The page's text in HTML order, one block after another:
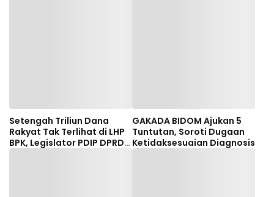
Setengah Triliun Dana
Rakyat Tak Terlihat di LHP
BPK, Legislator PDIP DPRD
NTB Tuntut Audit
GAKADA BIDOM Ajukan 5
Tuntutan, Soroti Dugaan
Ketidaksesuaian Diagnosis